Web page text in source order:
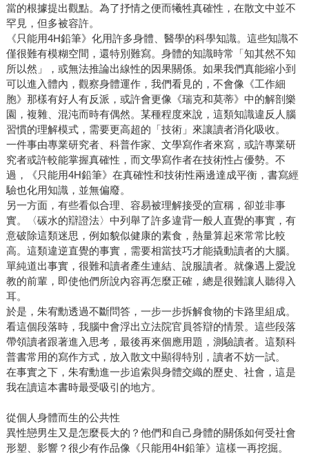
當的根據提出觀點。為了抒情之便而犧牲真確性，在散文中並不
罕見，但多被容許。
《只能用4H鉛筆》化用許多身體、醫學的科學知識。這些知識不
僅很難有模糊空間，還特別難寫。身體的知識時常「知其然不知
所以然」，或無法推論出線性的因果關係。如果我們真能縮小到
可以進入體內，觀察身體運作，我們看見的，不會像《工作細
胞》那樣有好人有反派，或許會更像《瑞克和莫蒂》中的解剖樂
園，複雜、混沌而時有偶然。某種程度來說，這類知識違反人腦
習慣的理解模式，需要更高超的「技術」來讓讀者消化吸收。
一件事由專業研究者、科普作家、文學寫作者來寫，或許專業研
究者或許較能掌握真確性，而文學寫作者在技術性占優勢。不
過，《只能用4H鉛筆》在真確性和技術性兩邊達成平衡，書寫經
驗也化用知識，並無偏廢。
另一方面，有些看似合理、容易被理解接受的宣稱，卻並非事
實。〈碳水的辯證法〉中列舉了許多違背一般人直覺的事實，有
意破除這類迷思，例如貌似健康的素食，熱量算起來常常比較
高。這類違逆直覺的事實，需要相當技巧才能撬動讀者的大腦。
單純道出事實，很難和讀者產生連結、說服讀者。就像遇上愛說
教的前輩，即使他們所說內容再怎麼正確，總是很難讓人聽得入
耳。
於是，朱宥勳透過不斷問答，一步一步拆解食物的卡路里組成。
看這個段落時，我腦中會浮出立法院官員答辯的情景。這些段落
帶領讀者跟著進入思考，最後再來個應用題，測驗讀者。這類科
普書常用的寫作方式，放入散文中顯得特別，讀者不妨一試。
在事實之下，朱宥勳進一步追索與身體交織的歷史、社會，這是
我在讀這本書時最受吸引的地方。
從個人身體而生的公共性
異性戀男生又是怎麼長大的？他們和自己身體的關係如何受社會
形塑、影響？很少有作品像《只能用4H鉛筆》這樣一再挖掘。